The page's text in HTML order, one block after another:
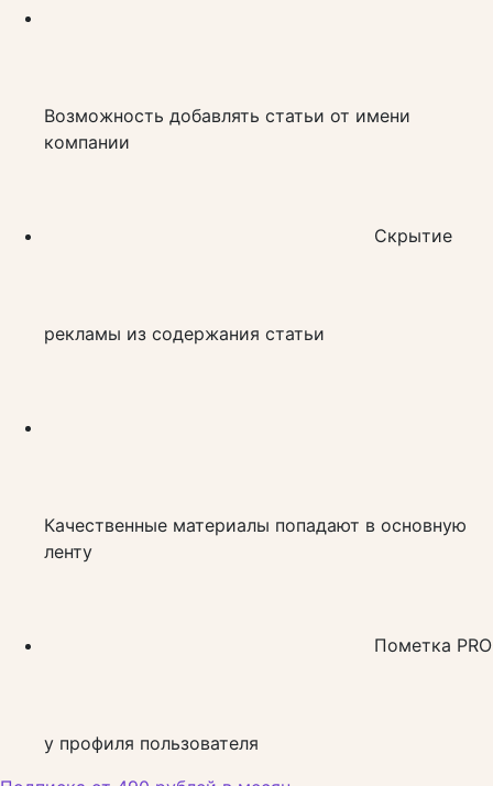
Возможность добавлять статьи от имени
компании
Скрытие
рекламы из содержания статьи
Качественные материалы попадают в основную
ленту
Пометка PRO
у профиля пользователя